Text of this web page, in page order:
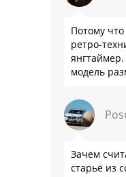
Потому
ретро-
янгтаймер.
модель
Зачем
старьё из